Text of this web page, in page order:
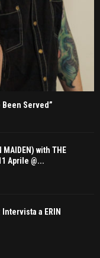
Been Served”
MAIDEN) with THE
Aprile @...
Intervista a ERIN